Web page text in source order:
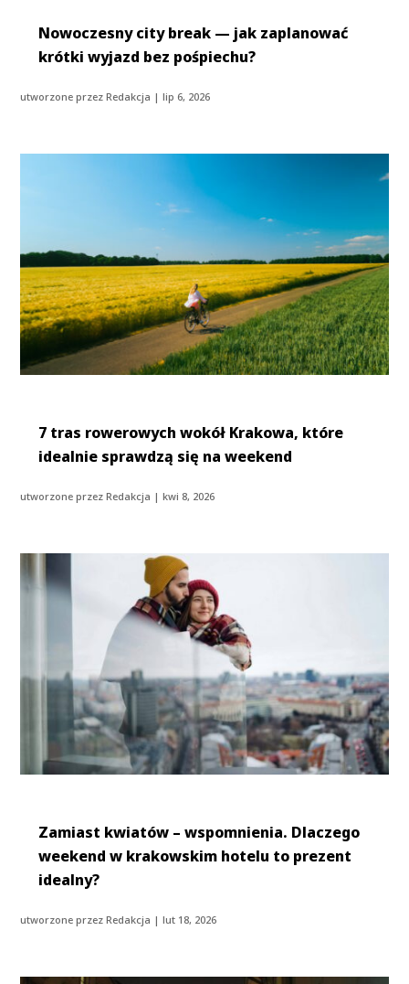
Nowoczesny city break — jak zaplanować
krótki wyjazd bez pośpiechu?
utworzone przezRedakcja |lip 6, 2026
7 tras rowerowych wokół Krakowa, które
idealnie sprawdzą się na weekend
utworzone przezRedakcja |kwi 8, 2026
Zamiast kwiatów – wspomnienia. Dlaczego
weekend w krakowskim hotelu to prezent
idealny?
utworzone przezRedakcja |lut 18, 2026